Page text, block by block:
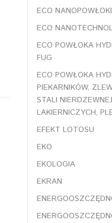
ECO NANOPOWŁOKI
ECO
ECO POWŁOKA
FUG
ECO POWŁOKA
PIEKARNIKÓW,
STALI
LAKIERNICZYCH,
EFEKT LOTOSU
EKO
EKOLOGIA
EKRAN